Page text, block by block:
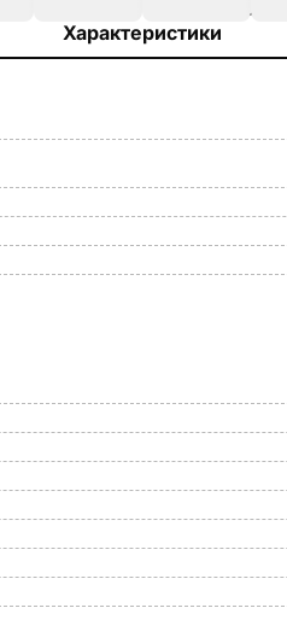
Характеристики